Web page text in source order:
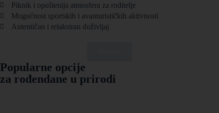
Piknik i opuštenija atmosfera za roditelje
Mogućnost sportskih i avanturističkih aktivnosti
Autentičan i relaksiran doživljaj
Popularne opcije
za rođendane u prirodi